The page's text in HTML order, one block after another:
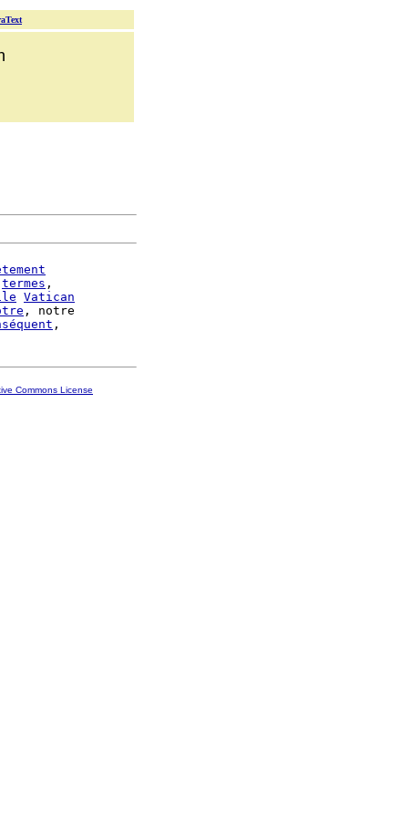
termes ,
Vatican
, notre
Commons License